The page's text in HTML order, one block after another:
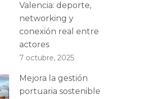
Valencia: deporte,
networking y
conexión real entre
actores
7 octubre, 2025
Mejora la gestión
portuaria sostenible